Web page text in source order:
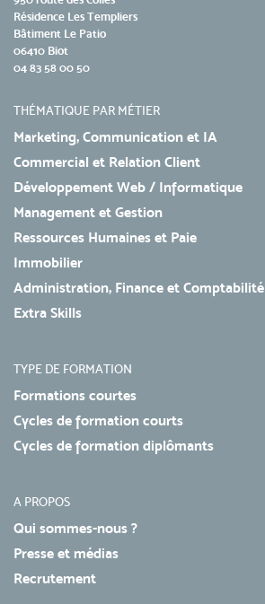
Résidence Les Templiers
Bâtiment Le Patio
06410 Biot
04 83 58 00 50
THÉMATIQUE PAR MÉTIER
Marketing, Communication et IA
Commercial et Relation Client
Développement Web / Informatique
Management et Gestion
Ressources Humaines et Paie
Immobilier
Administration, Finance et Comptabilité
Extra Skills
TYPE DE FORMATION
Formations courtes
Cycles de formation courts
Cycles de formation diplômants
A PROPOS
Qui sommes-nous ?
Presse et médias
Recrutement